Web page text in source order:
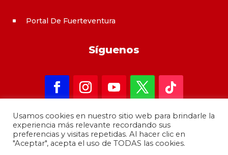
^ Portal De Fuerteventura
Síguenos
Usamos cookies en nuestro sitio web para brindarle la
experiencia más relevante recordando sus
preferencias y visitas repetidas. Al hacer clic en
"Aceptar", acepta el uso de TODAS las cookies.